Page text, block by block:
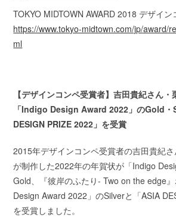
TOKYO MIDTOWN AWARD 2018 デザイン
https://www.tokyo-midtown.com/jp/award/
ml
【デザインコンペ受賞者】吉田貴紀さん
「Indigo Design Award 2022」のGold
DESIGN PRIZE 2022」を受賞
2015年デザインコンペ受賞者の吉田貴紀
が制作した2022年の年賀状が「Indigo
Gold、『彼岸のふたり- Two on the edge
Design Award 2022」のSilverと「ASIA
を受賞しました。